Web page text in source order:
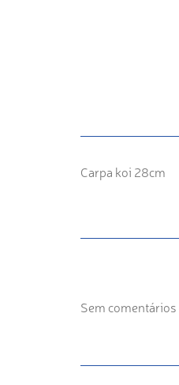
Carpa koi 28cm
Sem